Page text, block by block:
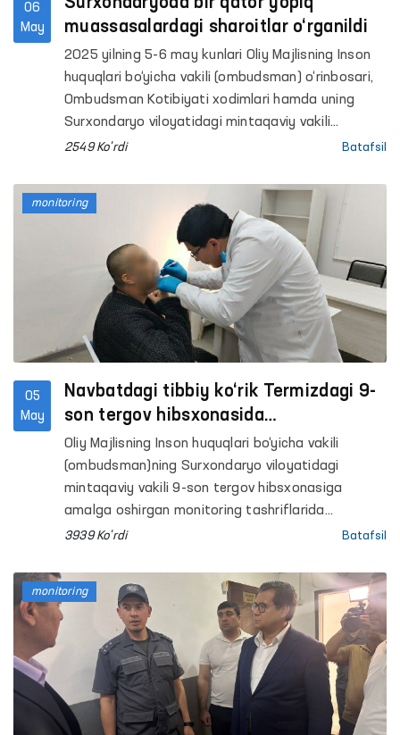
06
May
Surxondaryoda bir qator yopiq
muassasalardagi sharoitlar o‘rganildi
2025 yilning 5-6 may kunlari Oliy Majlisning Inson
huquqlari bo‘yicha vakili (ombudsman) o‘rinbosari,
Ombudsman Kotibiyati xodimlari hamda uning
Surxondaryo viloyatidagi mintaqaviy vakili
tomonidan Surxondaryo viloyatidagi bir qator
2549 Ko'rdi Batafsil
05
May
Navbatdagi tibbiy ko‘rik Termizdagi 9-
son tergov hibsxonasida
saqlanayotgan shaxslar uchun tashkil
etildi
Oliy Majlisning Inson huquqlari bo‘yicha vakili
(ombudsman)ning Surxondaryo viloyatidagi
mintaqaviy vakili 9-son tergov hibsxonasiga
amalga oshirgan monitoring tashriflarida
mahbuslardan sog‘ligi yuzasidan murojaatlar kelib
3939 Ko'rdi Batafsil
monitoring
monitoring